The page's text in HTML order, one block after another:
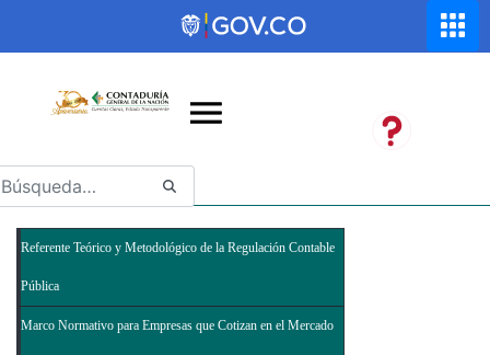
Saltar al contenido principal
Abrir menú de accesibilidad
Referente Teórico y Metodológico de la Regulación Contable
Pública
Marco Normativo para Empresas que Cotizan en el Mercado